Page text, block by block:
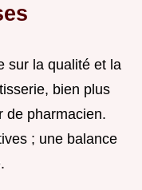
sur la qualité et la
bien plus
de pharmacien.
; une balance